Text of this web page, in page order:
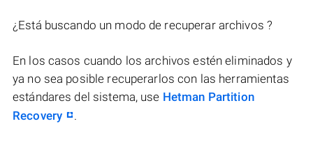
¿Está buscando un modo de recuperar archivos ?
En los casos cuando los archivos estén eliminados y
ya no sea posible recuperarlos con las herramientas
estándares del sistema, use Hetman Partition
Recovery
.